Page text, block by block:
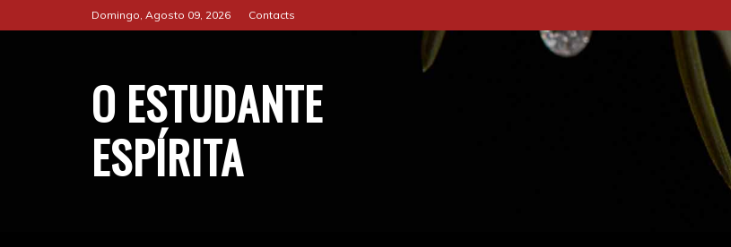
to
Domingo, Agosto 09, 2026 Contacts
O ESTUDANTE
ESPÍRITA